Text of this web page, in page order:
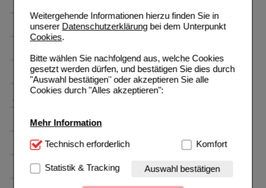
Weitergehende Informationen hierzu finden Sie in
unserer Datenschutzerklärungbei dem Unterpunkt
Cookies.
Bitte wählen Sie nachfolgend aus, welche Cookies
gesetzt werden dürfen, und bestätigen Sie dies durch
"Auswahl bestätigen" oder akzeptieren Sie alle
Cookies durch "Alles akzeptieren":
Mehr Information
Technisch Notwendig:Hierbei handelt es sich um
Website notwendig sind (z.B. Navigation, Warenkorb,
Kundenkonto), weshalb auf diese nicht verzichtet
Technisch erforderlich Komfort
Statistik & Tracking Auswahl bestätigen